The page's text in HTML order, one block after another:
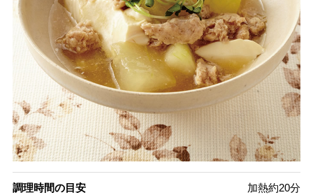
調理時間の目安 加熱約20分